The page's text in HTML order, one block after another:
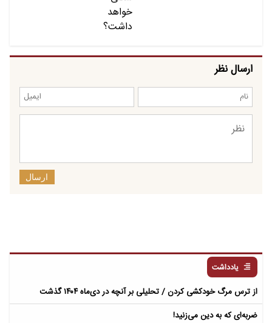
ارسال نظر
ارسال
یادداشت
از ترس مرگ خودکشی کردن / تحلیلی بر آنچه در دی‌ماه ۱۴۰۴ گذشت
ضربه‌ای که به دین می‌زنید!